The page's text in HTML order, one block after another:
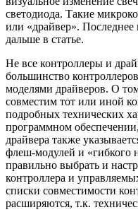
светодиода. Такие
или «драйвер». Последнее
дальше в статье.
Не все контроллеры и
большинство
моделями драйверов. О
совместим тот или иной
подробных технических
программном
драйвера также
флеш-модулей и «гибкого
правильно выбрать и
контроллера и
списки совместимости
расширяются, т.к.